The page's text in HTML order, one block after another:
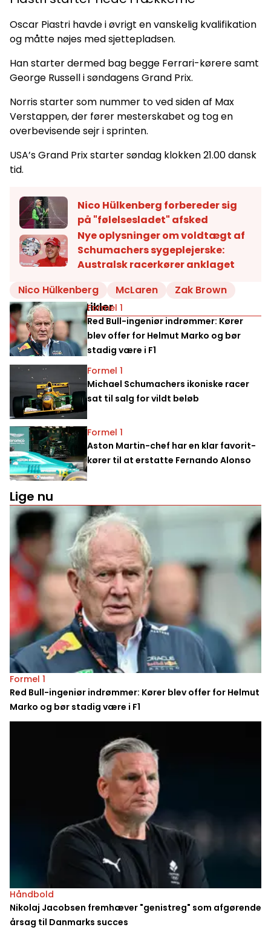
Oscar Piastri havde i øvrigt en vanskelig kvalifikation
og måtte nøjes med sjettepladsen.
Han starter dermed bag begge Ferrari-kørere samt
George Russell i søndagens Grand Prix.
Norris starter som nummer to ved siden af Max
Verstappen, der fører mesterskabet og tog en
overbevisende sejr i sprinten.
USA’s Grand Prix starter søndag klokken 21.00 dansk
tid.
Nico Hülkenberg forbereder sig
på "følelsesladet" afsked
Nye oplysninger om voldtægt af
Schumachers sygeplejerske:
Australsk racerkører anklaget
Nico Hülkenberg
McLaren Zak Brown
Relaterede artikler
Formel 1
Red Bull-ingeniør indrømmer: Kører
blev offer for Helmut Marko og bør
stadig være i F1
Formel 1
Michael Schumachers ikoniske racer
sat til salg for vildt beløb
Formel 1
Aston Martin-chef har en klar favorit-
kører til at erstatte Fernando Alonso
Lige nu
Formel 1
Red Bull-ingeniør indrømmer: Kører blev offer for Helmut
Marko og bør stadig være i F1
Håndbold
Nikolaj Jacobsen fremhæver "genistreg" som afgørende
årsag til Danmarks succes